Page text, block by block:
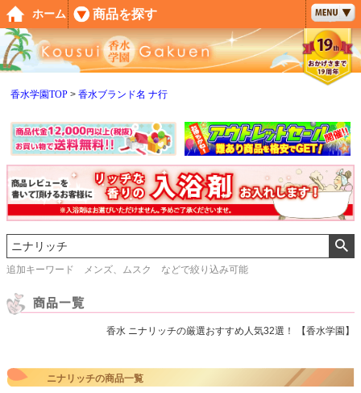
香水学園TOP 香水ブランド名 ナ行
追加キーワード メンズ、ムスク などで絞り込み可能
香水 ニナリッチの厳選おすすめ人気32選！ 【香水学園】
ニナリッチの商品一覧
ペー
ジト
ップ
へ
ホーム 商品を探す